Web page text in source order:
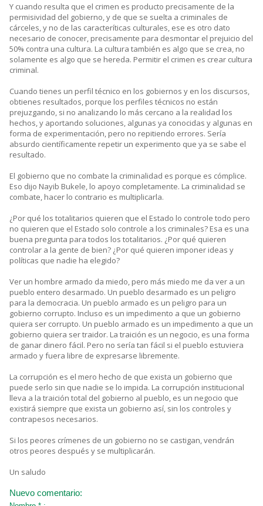
Y cuando resulta que el crimen es producto precisamente de la
permisividad del gobierno, y de que se suelta a criminales de
cárceles, y no de las caracteríticas culturales, ese es otro dato
necesario de conocer, precisamente para desmontar el prejuicio del
50% contra una cultura. La cultura también es algo que se crea, no
solamente es algo que se hereda. Permitir el crimen es crear cultura
criminal.
Cuando tienes un perfil técnico en los gobiernos y en los discursos,
obtienes resultados, porque los perfiles técnicos no están
prejuzgando, si no analizando lo más cercano a la realidad los
hechos, y aportando soluciones, algunas ya conocidas y algunas en
forma de experimentación, pero no repitiendo errores. Sería
absurdo científicamente repetir un experimento que ya se sabe el
resultado.
El gobierno que no combate la criminalidad es porque es cómplice.
Eso dijo Nayib Bukele, lo apoyo completamente. La criminalidad se
combate, hacer lo contrario es multiplicarla.
¿Por qué los totalitarios quieren que el Estado lo controle todo pero
no quieren que el Estado solo controle a los criminales? Esa es una
buena pregunta para todos los totalitarios. ¿Por qué quieren
controlar a la gente de bien? ¿Por qué quieren imponer ideas y
políticas que nadie ha elegido?
Ver un hombre armado da miedo, pero más miedo me da ver a un
pueblo entero desarmado. Un pueblo desarmado es un peligro
para la democracia. Un pueblo armado es un peligro para un
gobierno corrupto. Incluso es un impedimento a que un gobierno
quiera ser corrupto. Un pueblo armado es un impedimento a que un
gobierno quiera ser traidor. La traición es un negocio, es una forma
de ganar dinero fácil. Pero no sería tan fácil si el pueblo estuviera
armado y fuera libre de expresarse libremente.
La corrupción es el mero hecho de que exista un gobierno que
puede serlo sin que nadie se lo impida. La corrupción institucional
lleva a la traición total del gobierno al pueblo, es un negocio que
existirá siempre que exista un gobierno así, sin los controles y
contrapesos necesarios.
Si los peores crímenes de un gobierno no se castigan, vendrán
otros peores después y se multiplicarán.
Un saludo
Nuevo comentario: